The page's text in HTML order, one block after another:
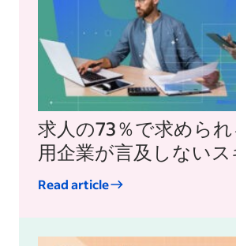
求人の73％で求めら
用企業が言及しない
Read article